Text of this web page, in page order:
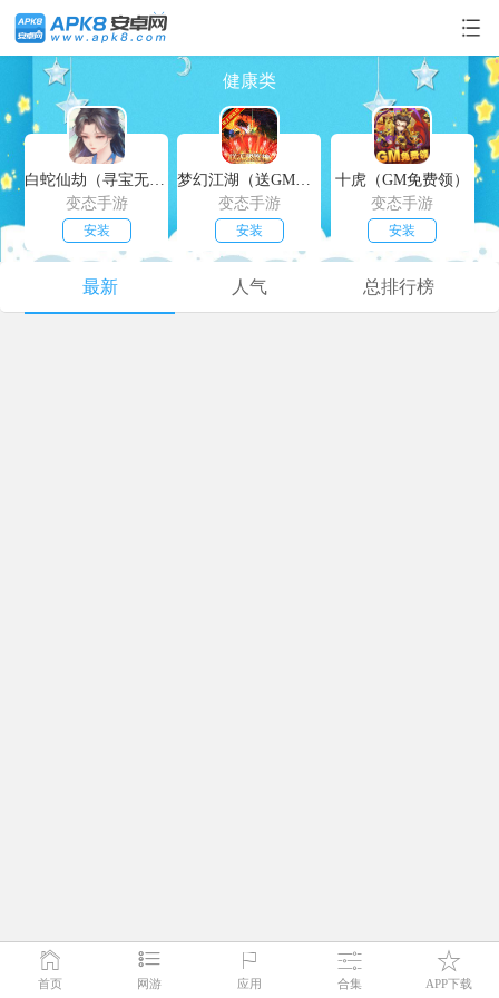
健康类
白蛇仙劫（寻宝无限真充）
变态手游
安装
梦幻江湖（送GM特权）
变态手游
安装
十虎（GM免费领）
变态手游
安装
最新 人气 总排行榜
首页 网游 应用 合集 APP下载